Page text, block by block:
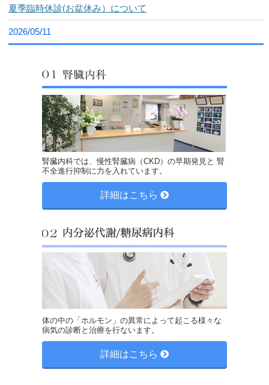
夏季臨時休診(お盆休み）について
2026/05/11
麻疹（はしか）の感染拡大にご注意ください
2026/05/09
6月の臨時休診日について
2026/04/13
GWの外来診療について
腎臓内科では、慢性腎臓病（CKD）の早期発見と 腎
不全進行抑制に力を入れています。
詳細はこちら
体の中の「ホルモン」の異常によって起こる様々な
病気の診断と治療を行ないます。
詳細はこちら